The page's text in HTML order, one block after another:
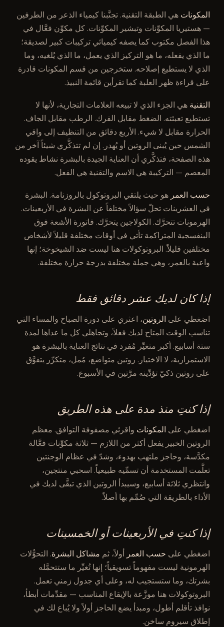
المكونات هي الطبقة التقنية. تجنَّبنا كيمياء الذعر من الطرفين
— هستيريا المكوِّنات وتبشير المكوِّنات. كل مكوِّن فعَّال في
هذا الفصل مكتوب كما يصفه كيميائي تركيبات كبير لصديقة؛
ما الذي يفعله، ما هو التركيز الذي يعمل، ما الذي يُلغيه، وما
الذي لا يستطيع إصلاحه. ستخرجين من قسم المكونات قادرة
على قراءة ظهر العلبة كما تقرأين قائمة النبيذ.
التقنية هي الجزء الذي لا تبيعه العلامات التجارية، لأنها لا
تستطيع تعبئته. الضغط مقابل الفرك. الرطب مقابل الجاف.
الحرارة مقابل لا شيء. الأربع دقائق من التنظيف إلى واقي
الشمس حين يُبنى الروتين أو يُهدر. إن لم تتذكَّري شيئاً آخر من
هذه الصفحة، فتذكَّري أن العناية الجيدة بالبشرة نشاط يقوده
المعصم — التركيبة هي الاسم والتقنية هي الفعل.
حسب العمر هو حيث يلتقي البروتوكول بالروزنامة. البشرة
في العشرينات تحلّ سؤالاً مختلفاً عن البشرة في الأربعينات.
الهرمونات تتحرَّك. الكولاجين يتحرَّك. فاتورة الأشعة فوق
البنفسجية المتراكمة تأتي في أوقات مختلفة قليلاً لأشخاص
مختلفين قليلاً. البروتوكولات هنا ليست ضد الشيخوخة؛ إنها
واعية بالعمر، وهي جملة مختلفة بدرجة حرارة مختلفة.
إذا كان لديك عشر دقائق فقط
اضغطي على الروتين، اعثري على دورة الصباح والمساء التي
تناسب الوقت المتاح لديك فعلاً، وتجاهلي كل ما عداها لمدة
ستة أسابيع. أكبر متغيِّر مُفرد في نتائج العناية بالبشرة هو
الاستمرارية، لا الاختيار. روتين متواضع، مُمل، متكرِّر يتفوَّق
على روتين ذكيّ تؤدِّينه مرَّتين في الأسبوع.
إذا كنتِ منذ مدة على هذه الطريق
اضغطي على المكونات واقرئي مصفوفة التوافق. معظم
الروتين الخبير يفعل أكثر من اللازم — ثلاثة مكوِّنات فعَّالة
مكدَّسة، وحاجز ملتهب بهدوء، وشدّ في عظام الوجنتين
تعلَّمت المستخدمة أن تسمِّيه طبيعياً. اسحبي منتجين،
وانتظري ثلاثة أسابيع، وسيبدأ الروتين الذي تبقَّى لديك في
الأداء بالطريقة التي صُمِّم بها أصلاً.
إذا كنتِ في الأربعينات أو الخمسينات
اضغطي على حسب العمر أولاً، ثم مشاكل البشرة. التحوُّلات
الهرمونية ليست مفهوماً تسويقياً؛ إنها تُغيِّر ما ستتحمَّله
بشرتك، وما ستستجيب له، وعلى أي جدول زمني تعمل.
البروتوكولات هنا موزَّعة بالإيقاع المناسب — مقدِّمات أبطأ،
نوافذ تأقلم أطول، ومبدأ يضع الحاجز أولاً ولا يُباع لك في
إطلاق سيروم ساخن.